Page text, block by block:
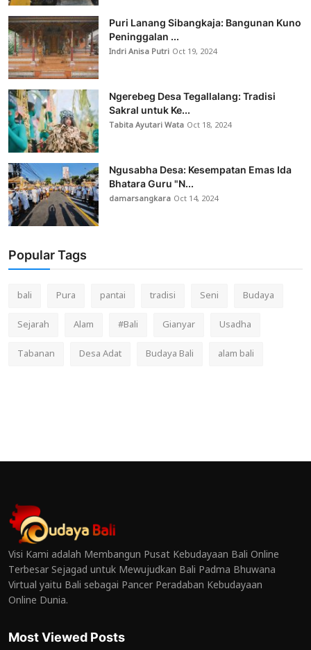
Puri Lanang Sibangkaja: Bangunan Kuno
Peninggalan ...
Indri Anisa Putri Oct 19, 2024
Ngerebeg Desa Tegallalang: Tradisi
Sakral untuk Ke...
Tabita Ayutari Wata Oct 18, 2024
Ngusabha Desa: Kesempatan Emas Ida
Bhatara Guru "N...
damarsangkara Oct 14, 2024
Popular Tags
bali Pura pantai tradisi Seni
Budaya
Sejarah
Alam #Bali Gianyar
Usadha
Tabanan
Desa Adat Budaya Bali alam bali
Visi Kami adalah Membangun Pusat Kebudayaan Bali Online
Terbesar Sejagad untuk Mewujudkan Bali Padma Bhuwana
Virtual yaitu Bali sebagai Pancer Peradaban Kebudayaan
Online Dunia.
Most Viewed Posts